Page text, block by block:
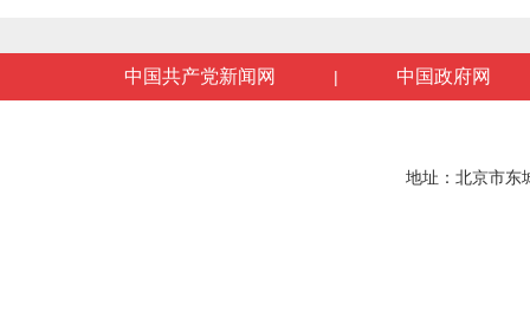
中国共产党新闻网 | 中国政府网
地址：北京市东